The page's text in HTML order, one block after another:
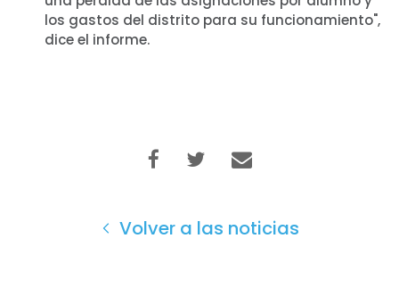
los gastos del distrito para su funcionamiento",
dice el informe.
Volver a las noticias